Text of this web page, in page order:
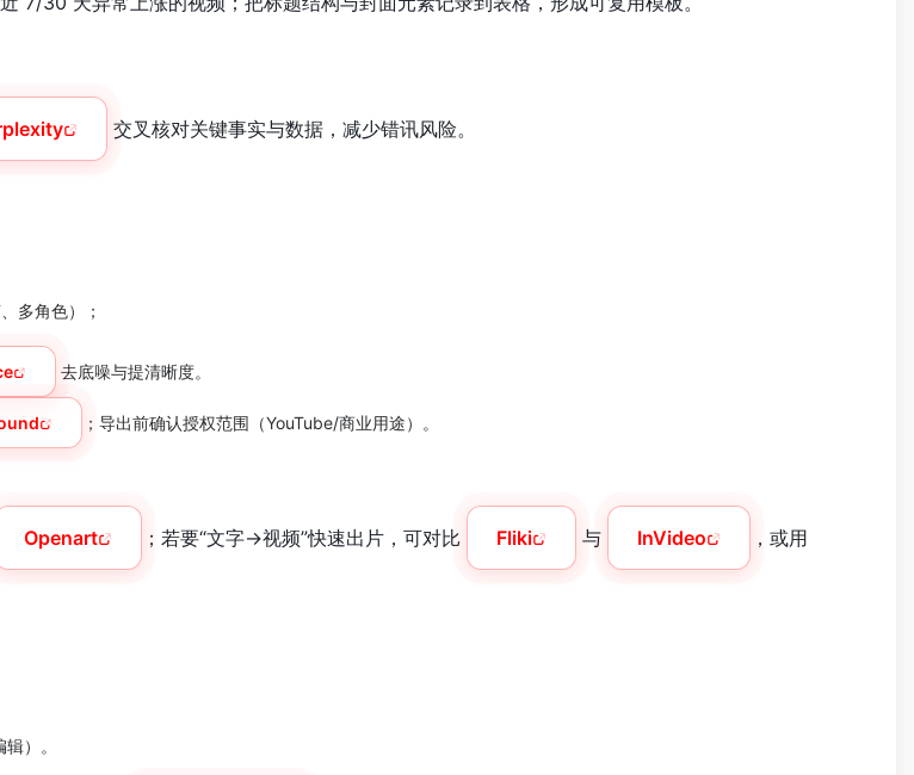
交叉核对关键事实与数据，减少错讯风险。
、多角色）；
去底噪与提清晰度。
；导出前确认授权范围（YouTube/商业用途）。
Openart ；若要“文字→视频”快速出片，可对比 Fliki 与 InVideo ，或用
）。